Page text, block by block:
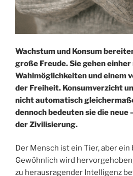
Wachstum und Konsum
große Freude. Sie gehen
Wahlmöglichkeiten und einem
der Freiheit. Konsumverzicht
nicht automatisch
dennoch bedeuten sie die neue
der Zivilisierung.
Der Mensch ist ein Tier, aber ein
Gewöhnlich wird
zu herausragender Intelligenz